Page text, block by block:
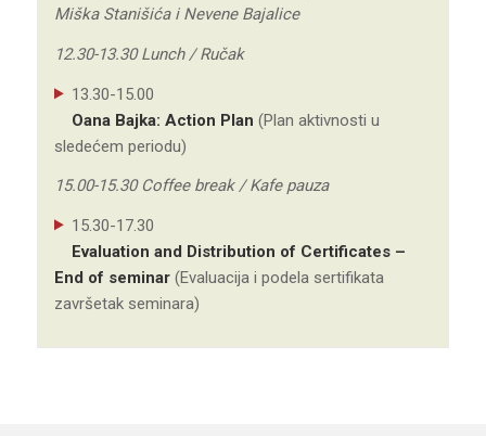
Miška Stanišića i Nevene Bajalice
12.30-13.30 Lunch / Ručak
13.30-15.00
Oana Bajka: Action Plan(Plan aktivnosti u
sledećem periodu)
15.00-15.30 Coffee break / Kafe pauza
15.30-17.30
Evaluation and Distribution of Certificates –
End of seminar(Evaluacija i podela sertifikata
završetak seminara)